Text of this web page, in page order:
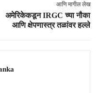
आणि मागील लेख
अमेरिकेकडून IRGC च्या नौका
आणि क्षेपणास्त्र तळांवर हल्ले